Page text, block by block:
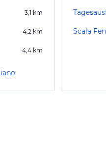
3,1 km
4,2 km
4,4 km
Scala